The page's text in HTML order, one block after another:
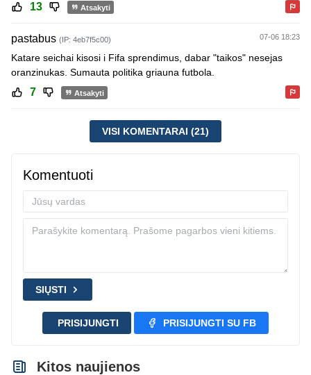
13 Atsakyti
pastabus (IP: 4eb7f5c00) 07-06 18:23
Katare seichai kisosi i Fifa sprendimus, dabar "taikos" nesejas
oranzinukas. Sumauta politika griauna futbola.
7 Atsakyti
VISI KOMENTARAI (21)
Komentuoti
SIŲSTI
PRISIJUNGTI PRISIJUNGTI SU FB
Kitos naujienos